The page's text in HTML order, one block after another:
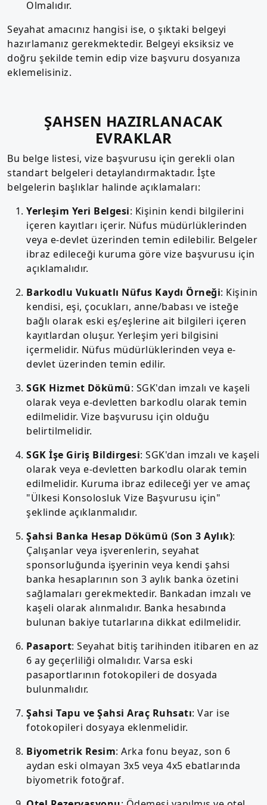
Olmalıdır.
Seyahat amacınız hangisi ise, o şıktaki belgeyi
hazırlamanız gerekmektedir. Belgeyi eksiksiz ve
doğru şekilde temin edip vize başvuru dosyanıza
eklemelisiniz.
ŞAHSEN HAZIRLANACAK
EVRAKLAR
Bu belge listesi, vize başvurusu için gerekli olan
standart belgeleri detaylandırmaktadır. İşte
belgelerin başlıklar halinde açıklamaları:
Yerleşim Yeri Belgesi: Kişinin kendi bilgilerini
içeren kayıtları içerir. Nüfus müdürlüklerinden
veya e-devlet üzerinden temin edilebilir. Belgeler
ibraz edileceği kuruma göre vize başvurusu için
açıklamalıdır.
Barkodlu Vukuatlı Nüfus Kaydı Örneği: Kişinin
kendisi, eşi, çocukları, anne/babası ve isteğe
bağlı olarak eski eş/eşlerine ait bilgileri içeren
kayıtlardan oluşur. Yerleşim yeri bilgisini
içermelidir. Nüfus müdürlüklerinden veya e-
devlet üzerinden temin edilir.
SGK Hizmet Dökümü: SGK'dan imzalı ve kaşeli
olarak veya e-devletten barkodlu olarak temin
edilmelidir. Vize başvurusu için olduğu
belirtilmelidir.
SGK İşe Giriş Bildirgesi: SGK'dan imzalı ve kaşeli
olarak veya e-devletten barkodlu olarak temin
edilmelidir. Kuruma ibraz edileceği yer ve amaç
"Ülkesi Konsolosluk Vize Başvurusu için"
şeklinde açıklanmalıdır.
Şahsi Banka Hesap Dökümü (Son 3 Aylık):
Çalışanlar veya işverenlerin, seyahat
sponsorluğunda işyerinin veya kendi şahsi
banka hesaplarının son 3 aylık banka özetini
sağlamaları gerekmektedir. Bankadan imzalı ve
kaşeli olarak alınmalıdır. Banka hesabında
bulunan bakiye tutarlarına dikkat edilmelidir.
Pasaport: Seyahat bitiş tarihinden itibaren en az
6 ay geçerliliği olmalıdır. Varsa eski
pasaportlarının fotokopileri de dosyada
bulunmalıdır.
Şahsi Tapu ve Şahsi Araç Ruhsatı: Var ise
fotokopileri dosyaya eklenmelidir.
Biyometrik Resim: Arka fonu beyaz, son 6
aydan eski olmayan 3x5 veya 4x5 ebatlarında
biyometrik fotoğraf.